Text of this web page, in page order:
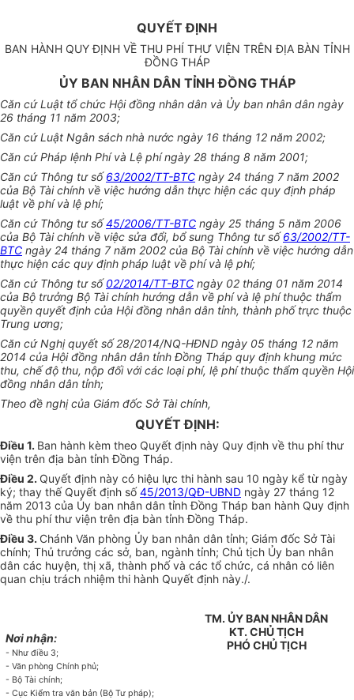
QUYẾT ĐỊNH
BAN HÀNH QUY ĐỊNH VỀ THU PHÍ THƯ VIỆN TRÊN ĐỊA BÀN TỈNH
ĐỒNG THÁP
ỦY BAN NHÂN DÂN TỈNH ĐỒNG THÁP
Căn cứ Luật tổ chức Hội đồng nhân dân và Ủy ban nhân dân ngày
26 tháng 11 năm 2003;
Căn cứ Luật Ngân sách nhà nước ngày 16 tháng 12 năm 2002;
Căn cứ Pháp lệnh Phí và Lệ phí ngày 28 tháng 8 năm 2001;
Căn cứ Thông tư số63/2002/TT-BTC ngày 24 tháng 7 năm 2002
của Bộ Tài chính về việc hướng dẫn thực hiện các quy định pháp
luật về phí và lệ phí;
Căn cứ Thông tư số45/2006/TT-BTC ngày 25 tháng 5 năm 2006
của Bộ Tài chính về việc sửa đổi, bổ sung Thông tư số63/2002/TT-
BTC ngày 24 tháng 7 năm 2002 của Bộ Tài chính về việc hướng dẫn
thực hiện các quy định pháp luật về phí và lệ phí;
Căn cứ Thông tư số02/2014/TT-BTC ngày 02 tháng 01 năm 2014
của Bộ trưởng Bộ Tài chính hướng dẫn về phí và lệ phí thuộc thẩm
quyền quyết định của Hội đồng nhân dân tỉnh, thành phố trực thuộc
Trung ương;
Căn cứ Nghị quyết số 28/2014/NQ-HĐND ngày 05 tháng 12 năm
2014 của Hội đồng nhân dân tỉnh Đồng Tháp quy định khung mức
thu, chế độ thu, nộp đối với các loại phí, lệ phí thuộc thẩm quyền Hội
đồng nhân dân tỉnh;
Theo đề nghị của Giám đốc Sở Tài chính,
QUYẾT ĐỊNH:
Điều 1. Ban hành kèm theo Quyết định này Quy định về thu phí thư
viện trên địa bàn tỉnh Đồng Tháp.
Điều 2. Quyết định này có hiệu lực thi hành sau 10 ngày kể từ ngày
ký; thay thế Quyết định số45/2013/QĐ-UBND ngày 27 tháng 12
năm 2013 của Ủy ban nhân dân tỉnh Đồng Tháp ban hành Quy định
về thu phí thư viện trên địa bàn tỉnh Đồng Tháp.
Điều 3. Chánh Văn phòng Ủy ban nhân dân tỉnh; Giám đốc Sở Tài
chính; Thủ trưởng các sở, ban, ngành tỉnh; Chủ tịch Ủy ban nhân
dân các huyện, thị xã, thành phố và các tổ chức, cá nhân có liên
quan chịu trách nhiệm thi hành Quyết định này./.
Nơi nhận:
- Như điều 3;
- Văn phòng Chính phủ;
- Bộ Tài chính;
- Cục Kiểm tra văn bản (Bộ Tư pháp);
TM. ỦY BAN NHÂN DÂN
KT. CHỦ TỊCH
PHÓ CHỦ TỊCH